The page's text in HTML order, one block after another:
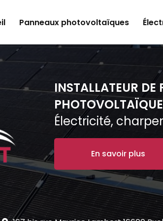
Panneaux photovoltaïques
INSTALLATEUR DE
Électricité,
En savoir plus